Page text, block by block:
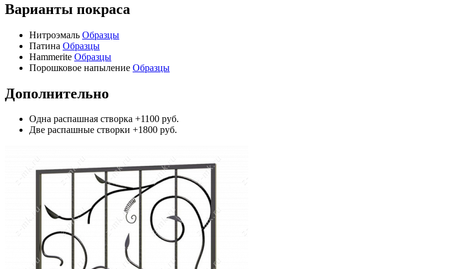
Варианты покраса
Нитроэмаль Образцы
Патина Образцы
Hammerite Образцы
Порошковое напыление Образцы
Дополнительно
Одна распашная створка +1100 руб.
Две распашные створки +1800 руб.